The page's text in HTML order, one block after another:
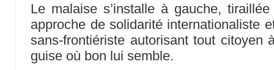
Le malaise s’installe à gauche,
approche de solidarité internationaliste
sans-frontiériste autorisant tout citoyen
guise où bon lui semble.